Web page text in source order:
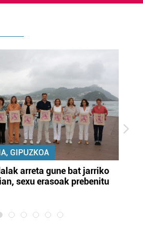
GIPUZKOA
arreta gune bat jarriko
sexu erasoak prebenitu